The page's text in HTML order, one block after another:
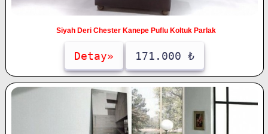
Siyah Deri Chester Kanepe Puflu Koltuk Parlak
Detay» 171.000 ₺